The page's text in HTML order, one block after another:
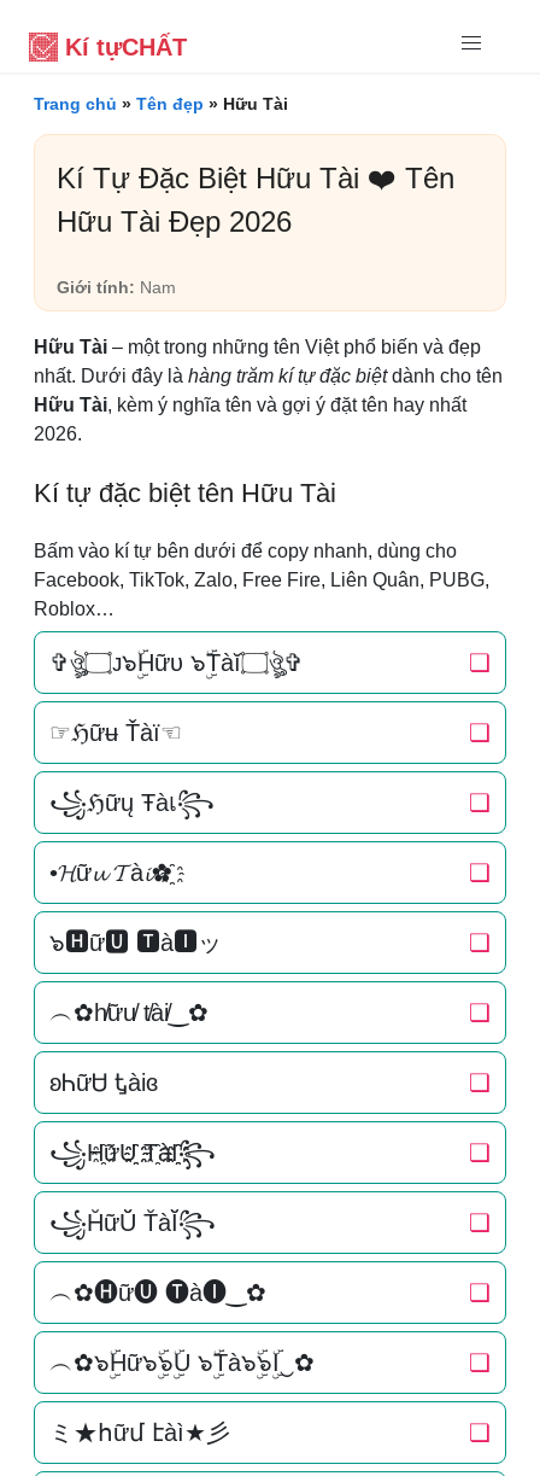
Kí tựCHẤT
Trang chủ » Tên đẹp » Hữu Tài
Kí Tự Đặc Biệt Hữu Tài ❤️ Tên
Hữu Tài Đẹp 2026
Giới tính: Nam
Hữu Tài – một trong những tên Việt phổ biến và đẹp
nhất. Dưới đây là hàng trăm kí tự đặc biệtdành cho tên
Hữu Tài, kèm ý nghĩa tên và gợi ý đặt tên hay nhất
2026.
Kí tự đặc biệt tên Hữu Tài
Bấm vào kí tự bên dưới để copy nhanh, dùng cho
Facebook, TikTok, Zalo, Free Fire, Liên Quân, PUBG,
Roblox…
✞ঔৣ۝ᴊ๖ۣۜHữυ ๖ۣۜTàĭ۝ঔৣ✞ ❏
☞ℌữʉ Ťàї☜ ❏
꧁ℌữų Ŧàเ꧂ ❏
•𝓗ữ𝓾 𝓣à𝓲✿҈ ❏
๖🅷ữ🆄 🆃à🅸ッ ❏
︵✿h̸ữu̸ t̸ài̸‿✿ ❏
ʚᏂữᏌ Ꮏàiɞ ❏
꧁H҈ữU҈҈ T҈àI҈҈꧂ ❏
꧁H̆ữŬ̆ T̆àĬ̆꧂ ❏
︵✿🅗ữ🅤 🅣à🅘‿✿ ❏
︵✿๖ۣۜHữ๖ۣۜ๖ۣۜU ๖ۣۜTà๖ۣۜ๖ۣۜI‿✿ ❏
ミ★հữմ էàì★彡 ❏